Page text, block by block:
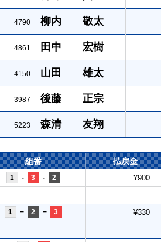
4790 柳内 敬太
4861 田中 宏樹
4150 山田 雄太
3987 後藤 正宗
5223 森清 友翔
組番 払戻金
1 - 3 - 2 ¥900
1 = 2 = 3 ¥330